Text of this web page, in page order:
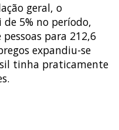
geral, o
5% no período,
para 212,6
expandiu-se
tinha praticamente